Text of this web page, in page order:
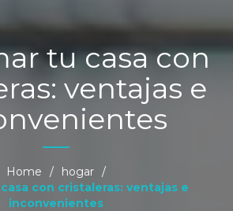
tu casa con
ventajas e
Home / hogar /
con cristaleras: ventajas e
inconvenientes